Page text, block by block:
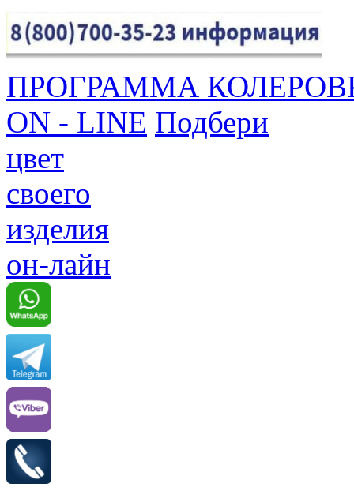
ПРОГРАММА
ON - LINE Подбери
цвет
своего
изделия
он-лайн